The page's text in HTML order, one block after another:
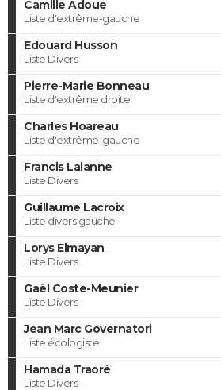
Camille Adoue
Liste d'extrême-gauche
Edouard Husson
Liste Divers
Pierre-Marie Bonneau
Liste d'extrême droite
Charles Hoareau
Liste d'extrême-gauche
Francis Lalanne
Liste Divers
Guillaume Lacroix
Liste divers gauche
Lorys Elmayan
Liste Divers
Gaël Coste-Meunier
Liste Divers
Jean Marc Governatori
Liste écologiste
Hamada Traoré
Liste Divers